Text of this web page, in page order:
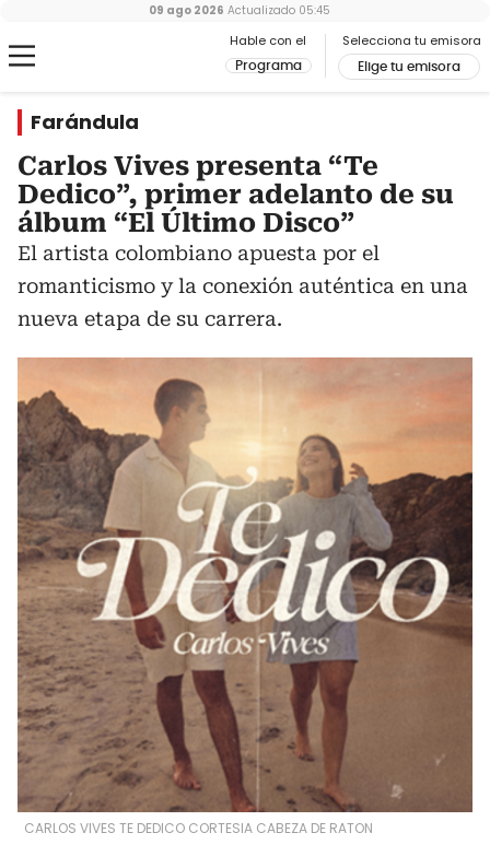
Hable con el
Programa
Selecciona tu emisora
Elige tu emisora
09 ago 2026 Actualizado 05:45
Farándula
Carlos Vives presenta “Te
Dedico”, primer adelanto de su
álbum “El Último Disco”
El artista colombiano apuesta por el
romanticismo y la conexión auténtica en una
nueva etapa de su carrera.
CARLOS VIVES TE DEDICO CORTESIA CABEZA DE RATON